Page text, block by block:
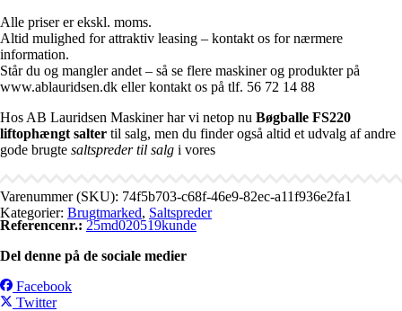
Alle priser er ekskl. moms.
Altid mulighed for attraktiv leasing – kontakt os for nærmere
information.
Står du og mangler andet – så se flere maskiner og produkter på
www.ablauridsen.dk eller kontakt os på tlf. 56 72 14 88
Hos AB Lauridsen Maskiner har vi netop nu Bøgballe FS220
liftophængt salter til salg, men du finder også altid et udvalg af andre
gode brugte saltspreder til salg i vores
Varenummer (SKU): 74f5b703-c68f-46e9-82ec-a11f936e2fa1
Kategorier: Brugtmarked, Saltspreder
Referencenr.: 25md020519kunde
Del denne på de sociale medier
Facebook
Twitter